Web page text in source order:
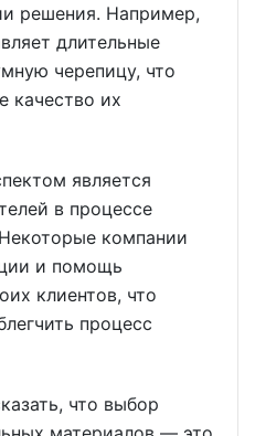
решения. Например,
длительные
черепицу, что
качество их
является
в процессе
компании
и помощь
клиентов, что
процесс
что выбор